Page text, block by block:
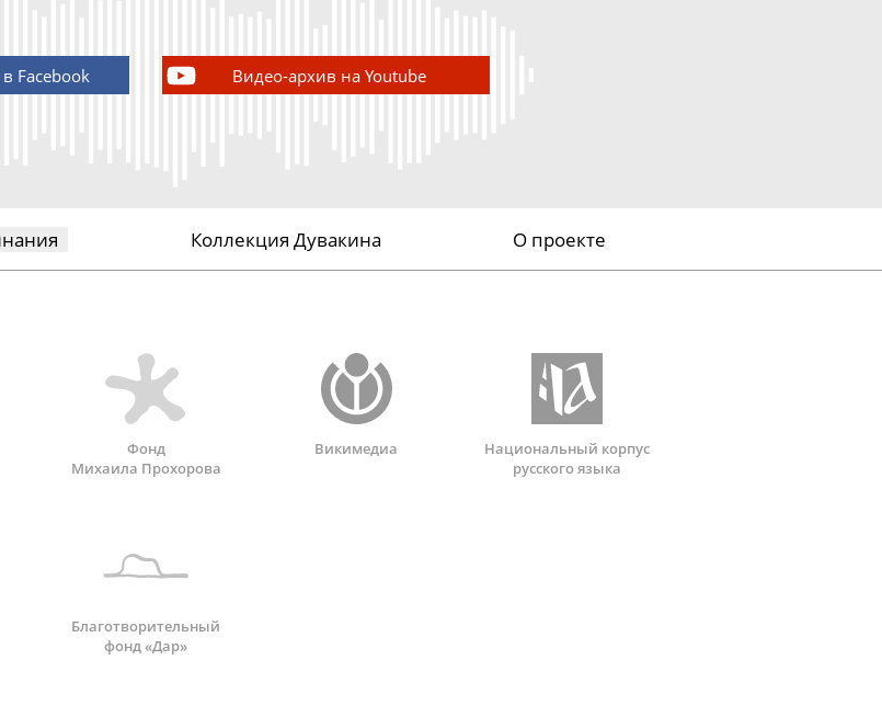
Facebook Видео-архив на Youtube
Коллекция Дувакина О проекте
Фонд
Михаила Прохорова
Викимедиа
Национальный корпус
русского языка
Благотворительный
фонд «Дар»